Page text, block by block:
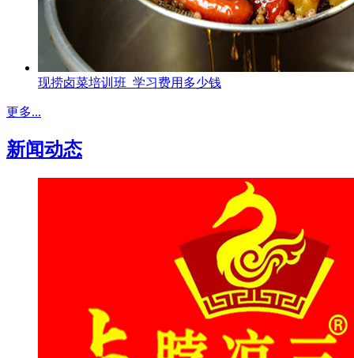
现捞卤菜培训班_学习费用多少钱
更多...
新闻动态